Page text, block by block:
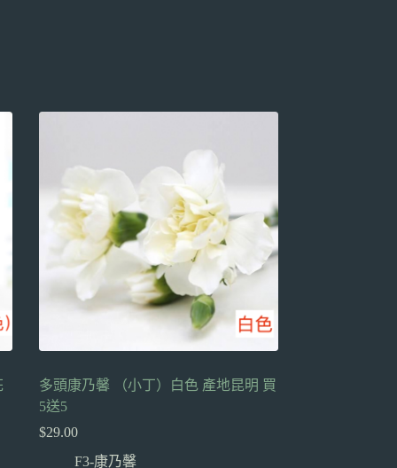
多頭康乃馨 （小丁）白色 產地昆明 買
5送5
$29.00
F3-康乃馨